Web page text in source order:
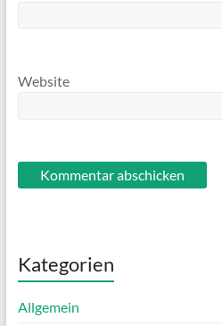
Website
Kategorien
Allgemein